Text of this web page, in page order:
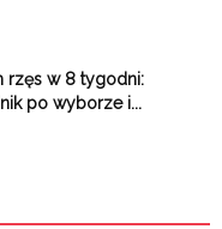
rzęs w 8 tygodni:
po wyborze i...